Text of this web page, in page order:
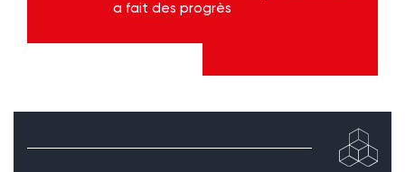
a fait des progrès